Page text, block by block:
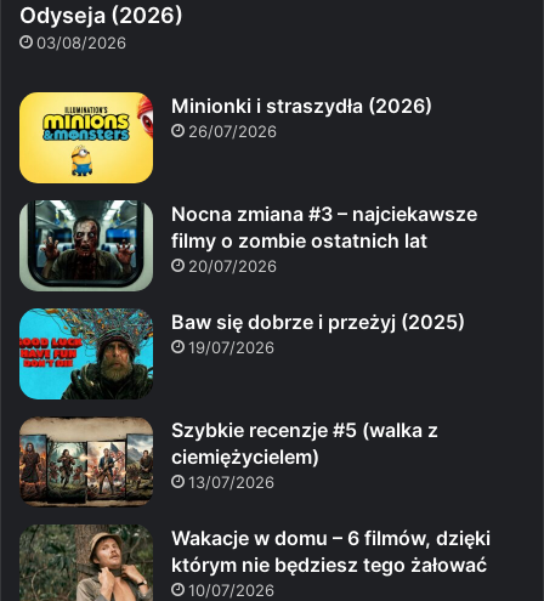
Odyseja (2026)
03/08/2026
Minionki i straszydła (2026)
26/07/2026
Nocna zmiana #3 – najciekawsze
filmy o zombie ostatnich lat
20/07/2026
Baw się dobrze i przeżyj (2025)
19/07/2026
Szybkie recenzje #5 (walka z
ciemiężycielem)
13/07/2026
Wakacje w domu – 6 filmów, dzięki
którym nie będziesz tego żałować
10/07/2026